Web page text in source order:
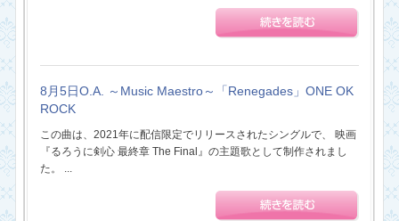
8月5日O.A. ～Music Maestro～「Renegades」ONE OK
ROCK
この曲は、2021年に配信限定でリリースされたシングルで、 映画
『るろうに剣心 最終章 The Final』の主題歌として制作されまし
た。 ...